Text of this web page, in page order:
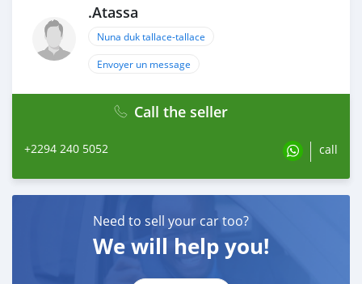
.Atassa
Nuna duk tallace-tallace
Envoyer un message
Call the seller
+2294 240 5052 call
Need to sell your car too?
We will help you!